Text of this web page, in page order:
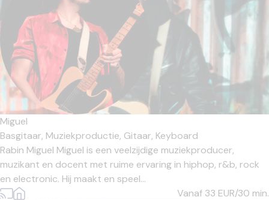
Miguel
Basgitaar, Muziekproductie, Gitaar, Keyboard
Rabin Miguel Miguel is een veelzijdige muziekproducer,
muzikant en docent met ruime ervaring in hiphop, r&b, rock
en electronic. Hij maakt en speel...
Vanaf 33 EUR/30 min.